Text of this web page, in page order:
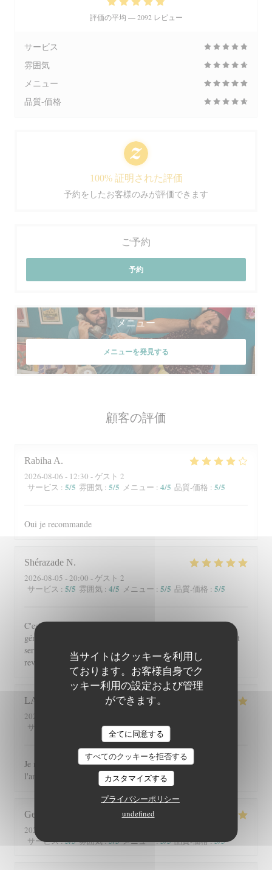
当サイトはクッキーを利用し
ております。お客様自身でク
ッキー利用の設定および管理
ができます。
全てに同意する
すべてのクッキーを拒否する
カスタマイズする
プライバシーポリシー
undefined
顧客の評価
Rabiha A
2026-08-06 - 12:30 - ゲスト 2
サービス : 5/5 雰囲気 : 5/5 メニュー : 4/5 品質-価格 : 5/5
Oui je recommande
Shérazade N
2026-08-05 - 20:00 - ゲスト 2
サービス : 5/5 雰囲気 : 4/5 メニュー : 5/5 品質-価格 : 5/5
C'est toujours un régal de venir à Beyit Jedo les assiettes sont
généreuses et on y mange vraiment bien. Merci aux serveurs et
serveuses un accueil chaleureux. Comme d'habitude j'y
reviendrai 😉
LAURENCE
2026-08-04
サービス
雰囲気:5/5 メニュー:5/5
Je recommande ce restaurant tant pour les plats que pour
l'ambiance chaleureuse et le cadre
George
2026-07-30
サービス:5/5 雰囲気:5/5 メニュー:5/5 品質-価格:5/5
評価の平均 —2092 レビュー
サービス
雰囲気
メニュー
品質-価格
100% 証明された評価
予約をしたお客様のみが評価できます
ご予約
予約
メニュー
メニューを発見する